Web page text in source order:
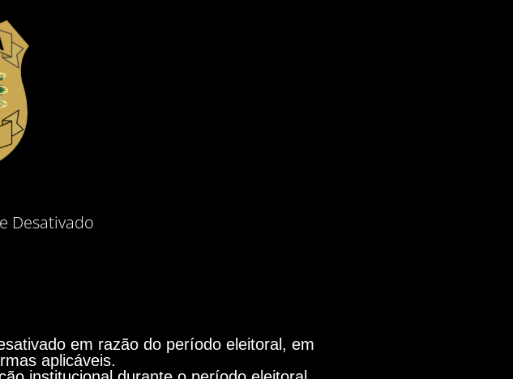
Desativado
em razão do período eleitoral, em
aplicáveis.